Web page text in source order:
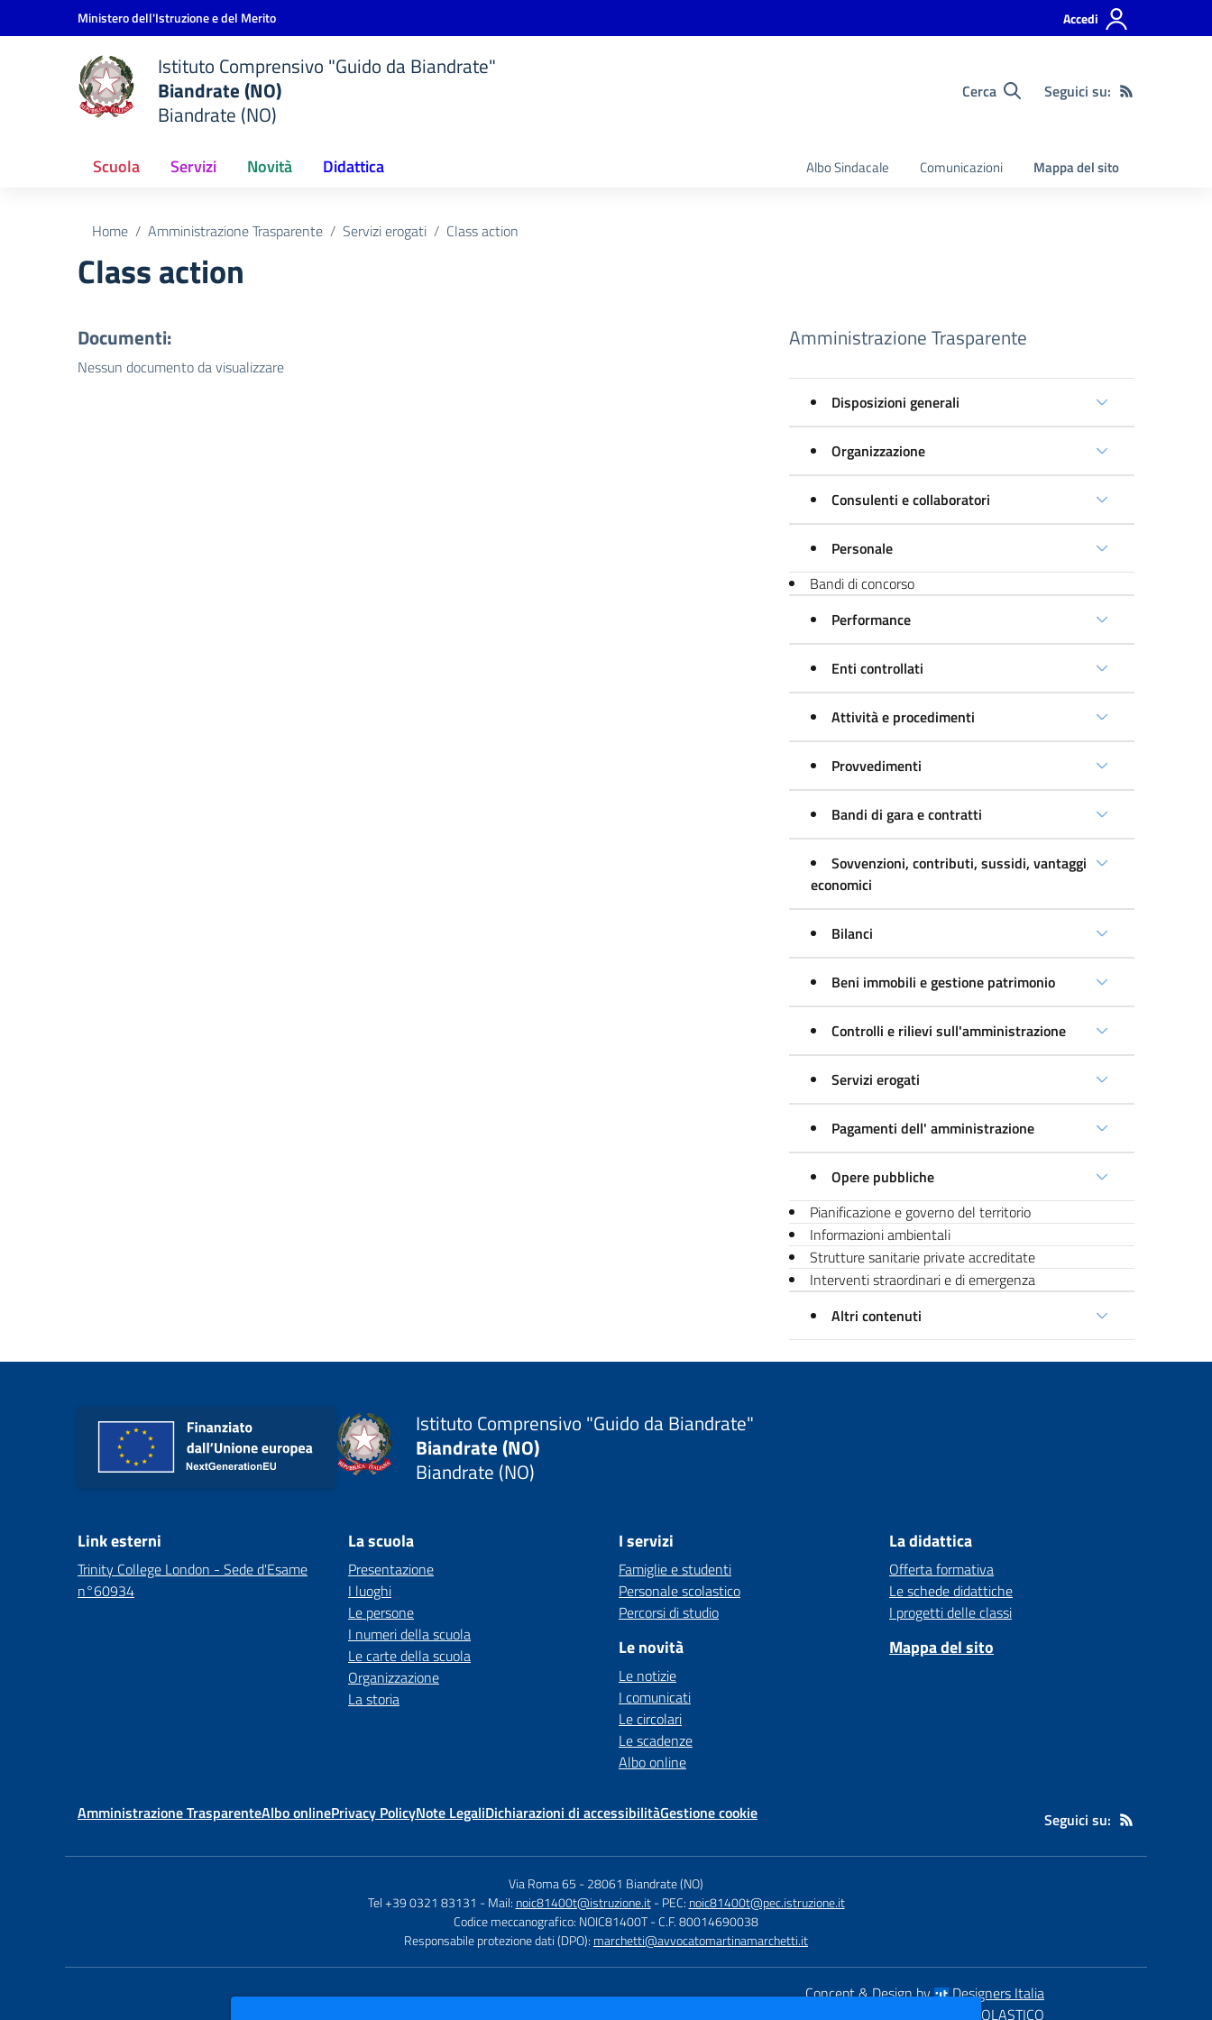
Vai ai contenuti
Vai al menu di navigazioneMinistero dell'Istruzione e del Merito Accedi
Istituto Comprensivo "Guido da Biandrate"
Biandrate (NO)
Biandrate (NO)
Cerca Seguici su:
Scuola Servizi Novità Didattica Albo Sindacale Comunicazioni Mappa del sito
Home Amministrazione Trasparente Servizi erogati Class action
Class action
Documenti:
Nessun documento da visualizzare
Amministrazione Trasparente
Disposizioni generali
Organizzazione
Consulenti e collaboratori
Personale
Bandi di concorso
Performance
Enti controllati
Attività e procedimenti
Provvedimenti
Bandi di gara e contratti
Sovvenzioni, contributi, sussidi, vantaggi
economici
Bilanci
Beni immobili e gestione patrimonio
Controlli e rilievi sull'amministrazione
Servizi erogati
Pagamenti dell' amministrazione
Opere pubbliche
Pianificazione e governo del territorio
Informazioni ambientali
Strutture sanitarie private accreditate
Interventi straordinari e di emergenza
Altri contenuti
Istituto Comprensivo "Guido da Biandrate"
Biandrate (NO)
Biandrate (NO)
Link esterni
Trinity College London - Sede d'Esame
n°60934
La scuola
Presentazione
I luoghi
Le persone
I numeri della scuola
Le carte della scuola
Organizzazione
La storia
I servizi
Famiglie e studenti
Personale scolastico
Percorsi di studio
Le novità
Le notizie
I comunicati
Le circolari
Le scadenze
Albo online
La didattica
Offerta formativa
Le schede didattiche
I progetti delle classi
Mappa del sito
Amministrazione TrasparenteAlbo onlinePrivacy PolicyNote LegaliDichiarazioni di accessibilitàGestione cookie Seguici su:
Via Roma 65 -28061 Biandrate (NO)
Tel +39 0321 83131 - Mail: noic81400t@istruzione.it - PEC: noic81400t@pec.istruzione.it
Codice meccanografico: NOIC81400T- C.F. 80014690038
Responsabile protezione dati (DPO): marchetti@avvocatomartinamarchetti.it
Concept & Design by
Designers Italia
SCUOLASTICO